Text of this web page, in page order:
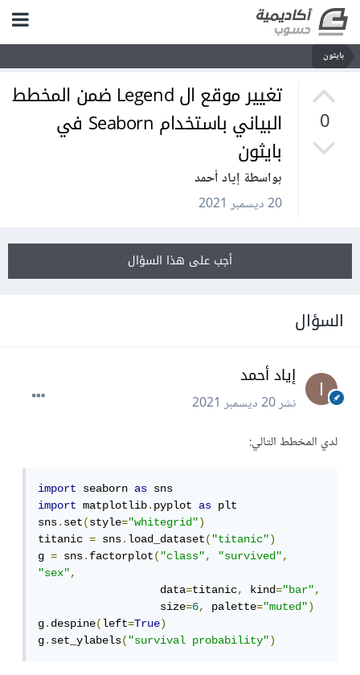
بايثون
0
تغيير موقع ال Legend ضمن المخطط
البياني باستخدام Seaborn في
بايثون
بواسطة إياد أحمد
20 ديسمبر 2021
أجب على هذا السؤال
السؤال
إياد أحمد
نشر20 ديسمبر 2021
لدي المخطط التالي:
import seaborn as
import matplotlib.pyplot as plt
sns.set(style="whitegrid")
titanic = sns.load_dataset("titanic")
g = sns.factorplot("class", "survived",
"sex",
                   data
=titanic, kind="bar",
                   size
=6, palette="muted")
g.despine(left=True)
g.set_ylabels("survival probability")